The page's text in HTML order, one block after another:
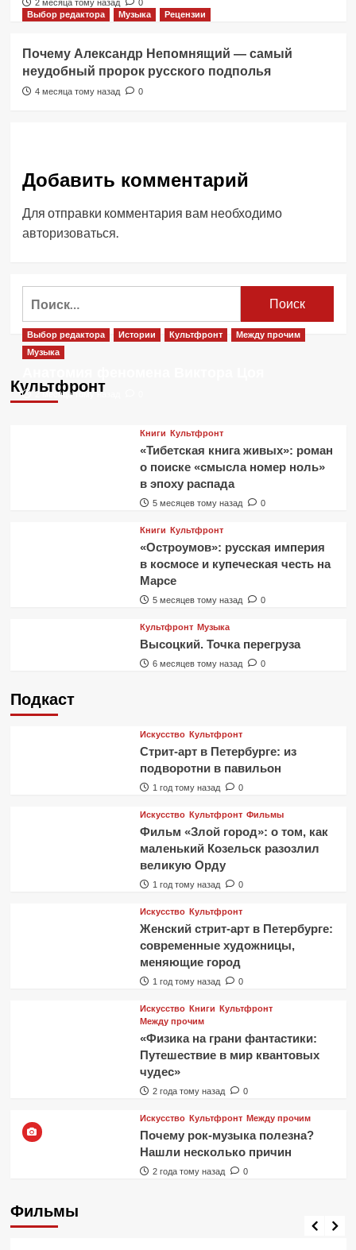
2 месяца тому назад
0
Выбор редактора
Музыка Рецензии
Почему Александр Непомнящий — самый
неудобный пророк русского подполья
4 месяца тому назад 0
Добавить комментарий
Для отправки комментария вам необходимо
авторизоваться.
Культфронт
Выбор редактора Истории Культфронт
Между прочим
Музыка
2 месяца тому назад
Книги Культфронт
«Тибетская книга живых»: роман
о поиске «смысла номер ноль»
в эпоху распада
5 месяцев тому назад 0
Книги Культфронт
«Остроумов»: русская империя
в космосе и купеческая честь на
Марсе
5 месяцев тому назад 0
Культфронт Музыка
Высоцкий. Точка перегруза
6 месяцев тому назад 0
Подкаст
Искусство Культфронт
Стрит-арт в Петербурге: из
подворотни в павильон
1 год тому назад 0
Искусство Культфронт Фильмы
Фильм «Злой город»: о том, как
маленький Козельск разозлил
великую Орду
1 год тому назад 0
Искусство Культфронт
Женский стрит-арт в Петербурге:
современные художницы,
меняющие город
1 год тому назад 0
Искусство Книги Культфронт
Между прочим
«Физика на грани фантастики:
Путешествие в мир квантовых
чудес»
2 года тому назад 0
Искусство Культфронт Между прочим
Почему рок-музыка полезна?
Нашли несколько причин
2 года тому назад 0
Фильмы
Фильмы